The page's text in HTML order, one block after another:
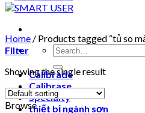
Search
for:
Calibrade
Calibrase
Specialty
thiết bị ngành sơn
Home / Products tagged “tủ so
Filter
Showing the single result
Browse